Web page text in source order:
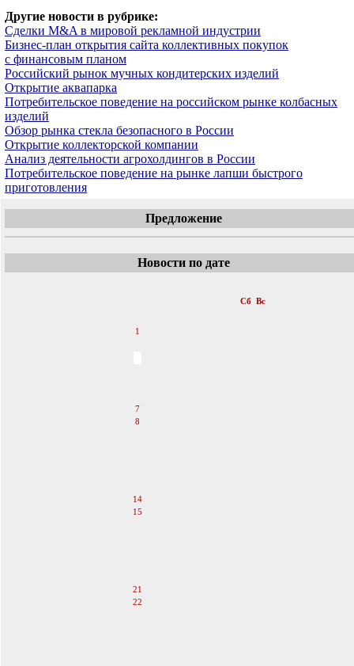
Другие новости в рубрике:
Сделки M&A в мировой рекламной индустрии
Бизнес-план открытия сайта коллективных покупок
с финансовым планом
Российский рынок мучных кондитерских изделий
Открытие аквапарка
Потребительское поведение на российском рынке колбасных
изделий
Обзор рынка стекла безопасного в России
Открытие коллекторской компании
Анализ деятельности агрохолдингов в России
Потребительское поведение на рынке лапши быстрого
приготовления
Предложение
Новости по дате
Сб Вс
1
7
8
14
15
21
22